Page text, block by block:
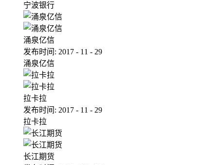
宁波银行
涌泉亿信
发布时间: 2017 - 11 - 29
涌泉亿信
拉卡拉
发布时间: 2017 - 11 - 29
拉卡拉
长江期货